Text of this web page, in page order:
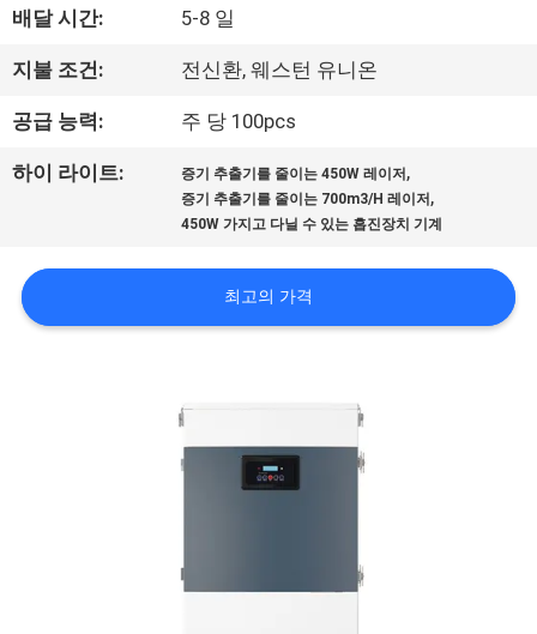
견
학
품
리
배달 시간: 5-8 일
지불 조건: 전신환, 웨스턴 유니온
공급 능력: 주 당 100pcs
하이 라이트: 증기 추출기를 줄이는 450W 레이저 ,
증기 추출기를 줄이는 700m3/H 레이저 ,
450W 가지고 다닐 수 있는 흡진장치 기계
최고의 가격